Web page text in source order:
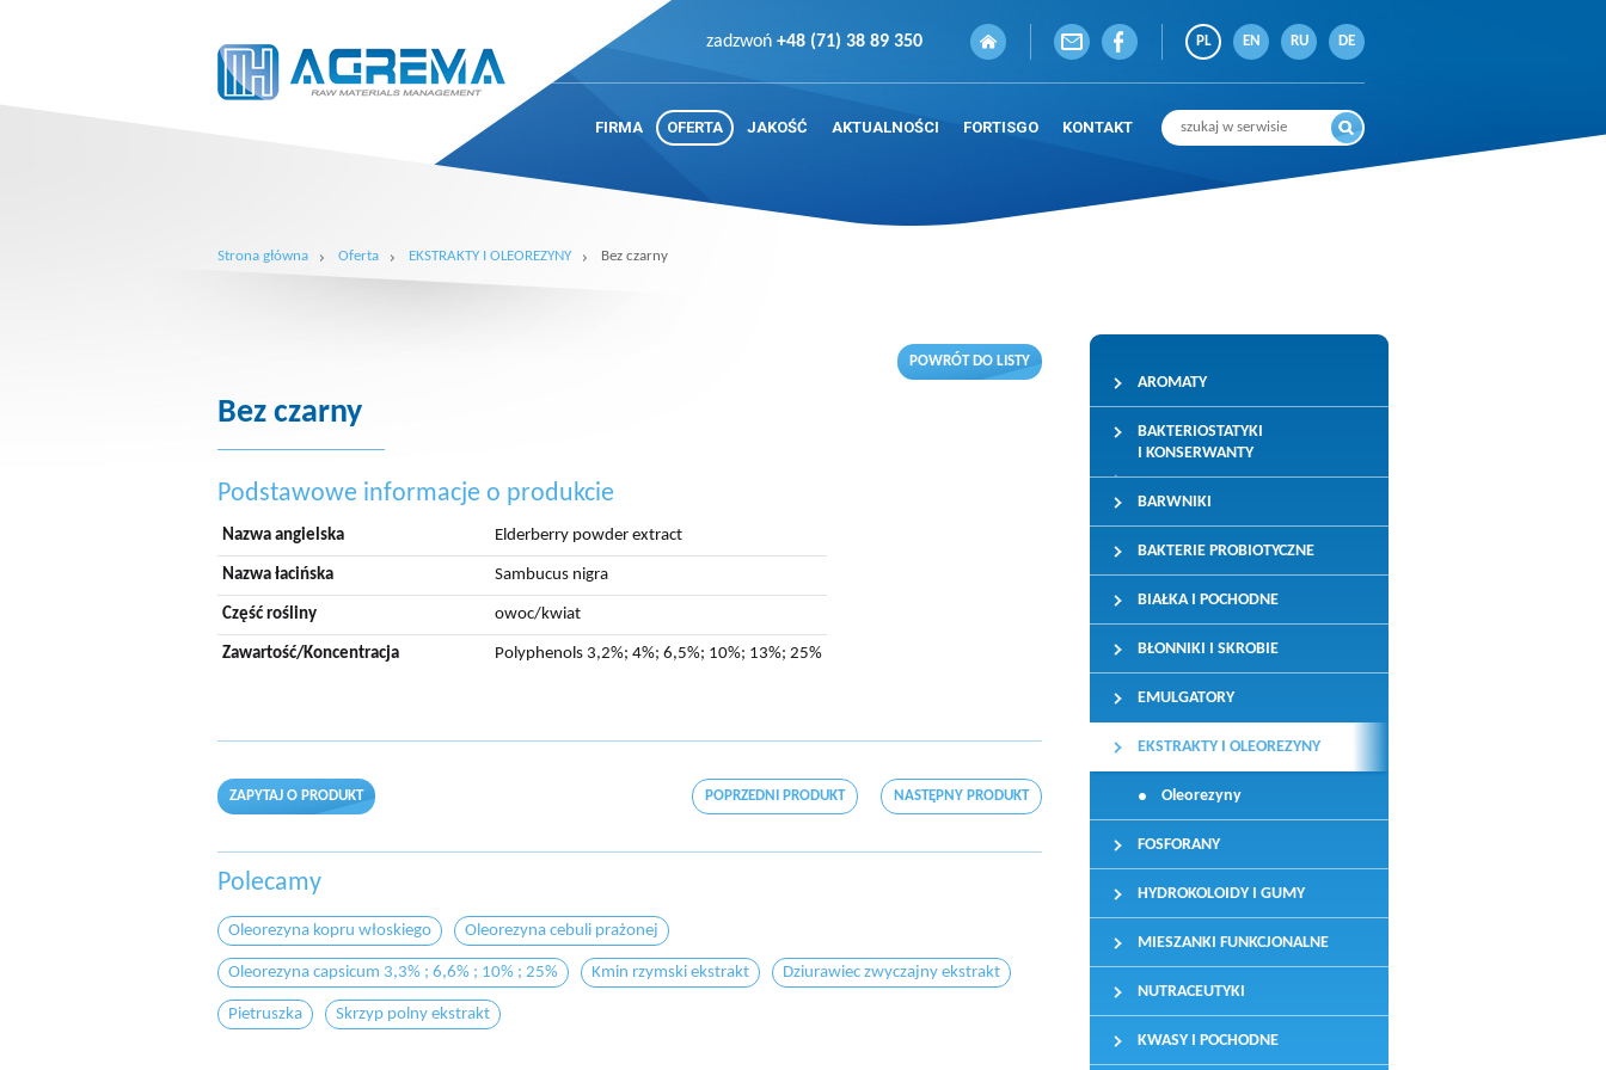
zadzwoń +48 (71) 38 89 350 PL EN RU DE
FIRMA OFERTA JAKOŚĆ AKTUALNOŚCI FORTISGO KONTAKT
Strona główna Oferta EKSTRAKTY I OLEOREZYNY Bez czarny
AROMATY
BAKTERIOSTATYKI
I KONSERWANTY
BARWNIKI
BAKTERIE PROBIOTYCZNE
BIAŁKA I POCHODNE
BŁONNIKI I SKROBIE
EMULGATORY
EKSTRAKTY I OLEOREZYNY
Oleorezyny
FOSFORANY
HYDROKOLOIDY I GUMY
MIESZANKI FUNKCJONALNE
NUTRACEUTYKI
KWASY I POCHODNE
POWRÓT DO LISTY
Bez czarny
Podstawowe informacje o produkcie
Nazwa angielska Elderberry powder extract
Nazwa łacińska Sambucus nigra
Część rośliny owoc/kwiat
Zawartość/Koncentracja Polyphenols 3,2%; 4%; 6,5%; 10%; 13%; 25%
ZAPYTAJ O PRODUKT POPRZEDNI PRODUKT NASTĘPNY PRODUKT
Polecamy
Oleorezyna kopru włoskiego Oleorezyna cebuli prażonej
Oleorezyna capsicum 3,3% ; 6,6% ; 10% ; 25% Kmin rzymski ekstrakt Dziurawiec zwyczajny ekstrakt
Pietruszka Skrzyp polny ekstrakt